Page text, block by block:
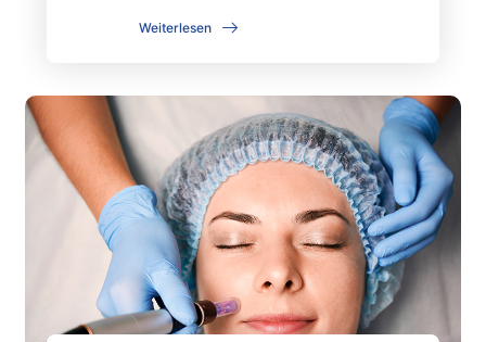
Weiterlesen